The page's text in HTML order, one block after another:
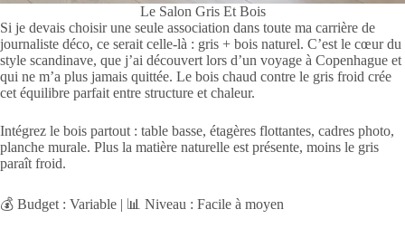
Le Salon Gris Et Bois
Si je devais choisir une seule association dans toute ma carrière de
journaliste déco, ce serait celle-là : gris + bois naturel. C’est le cœur du
style scandinave, que j’ai découvert lors d’un voyage à Copenhague et
qui ne m’a plus jamais quittée. Le bois chaud contre le gris froid crée
cet équilibre parfait entre structure et chaleur.
Intégrez le bois partout : table basse, étagères flottantes, cadres photo,
planche murale. Plus la matière naturelle est présente, moins le gris
paraît froid.
💰 Budget : Variable | 📊 Niveau : Facile à moyen